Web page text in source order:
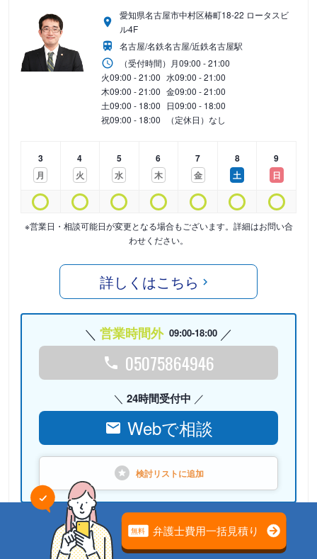
愛知県名古屋市中村区椿町18-22 ロータスビ
ル4F
名古屋/名鉄名古屋/近鉄名古屋駅
（受付時間） 月09:00 - 21:00
火09:00 - 21:00 水09:00 - 21:00
木09:00 - 21:00 金09:00 - 21:00
土09:00 - 18:00 日09:00 - 18:00
祝09:00 - 18:00 （定休日）なし
3
月
4
火
5
水
6
木
7
金
8
土
9
日
※営業日・相談可能日が変更となる場合もございます。詳細はお問い合
わせください。
詳しくはこちら
営業時間外 09:00-18:00
05075864946
24時間受付中
Webで相談
検討リストに追加
弁護士法人心（本部）